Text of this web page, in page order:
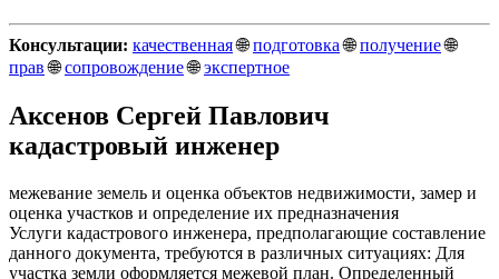
Консультации: качественная🌐подготовка🌐получение🌐
прав🌐сопровождение🌐экспертное
Аксенов Сергей Павлович
кадастровый инженер
межевание земель и оценка объектов недвижимости, замер и
оценка участков и определение их предназначения
Услуги кадастрового инженера, предполагающие составление
данного документа, требуются в различных ситуациях: Для
участка земли оформляется межевой план. Определенный